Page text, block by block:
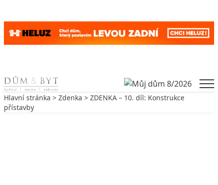
Skip to content
Hlavní stránka > Zdenka > ZDENKA – 10. díl: Konstrukce
přístavby